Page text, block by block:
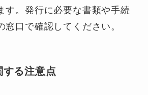
す。発行に必要な書類や手続
窓口で確認してください。
る注意点